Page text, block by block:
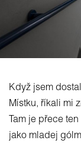
Když jsem
Místku, říkali mi
Tam je přece
jako mladej